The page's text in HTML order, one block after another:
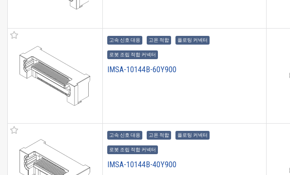
고속 신호 대응 고온 적합 플로팅 커넥터
로봇 조립 적합 커넥터
IMSA-10144B-60Y900
고속 신호 대응 고온 적합 플로팅 커넥터
로봇 조립 적합 커넥터
IMSA-10144B-40Y900